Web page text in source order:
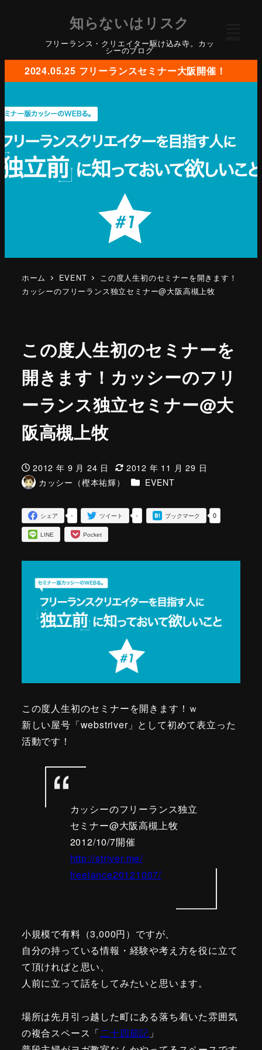
知らないはリスク
フリーランス・クリエイター駆け込み寺。カッ
シーのブログ
MENU
2024.05.25 フリーランスセミナー大阪開催！
ホーム EVENT
この度人生初のセミナーを開きます！
カッシーのフリーランス独立セミナー@大阪高槻上牧
この度人生初のセミナーを
開きます！カッシーのフリ
ーランス独立セミナー@大
阪高槻上牧
投稿日
2012 年 9 月 24 日
更新日
2012 年 11 月 29 日
著
カッシー（樫本祐輝） カテゴリー
EVENT
-
シェア -
ツイート 0
ブックマーク
LINE Pocket
この度人生初のセミナーを開きます！ｗ
新しい屋号「webstriver」として初めて表立った
活動です！
カッシーのフリーランス独立
セミナー@大阪高槻上牧
2012/10/7開催
http://striver.me/
freelance20121007/
小規模で有料（3,000円）ですが、
自分の持っている情報・経験や考え方を役に立て
て頂ければと思い、
人前に立って話をしてみたいと思います。
場所は先月引っ越した町にある落ち着いた雰囲気
の複合スペース「二十四節記 」